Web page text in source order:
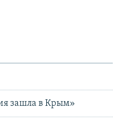
зашла в Крым»